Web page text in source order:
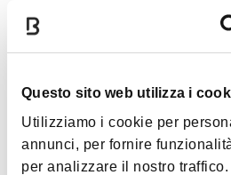
Questo sito web utilizza i
Utilizziamo i cookie per
annunci, per fornire
per analizzare il nostro
Dettagli
persone disabili in quanto si trova
palazzo, senza ascensore